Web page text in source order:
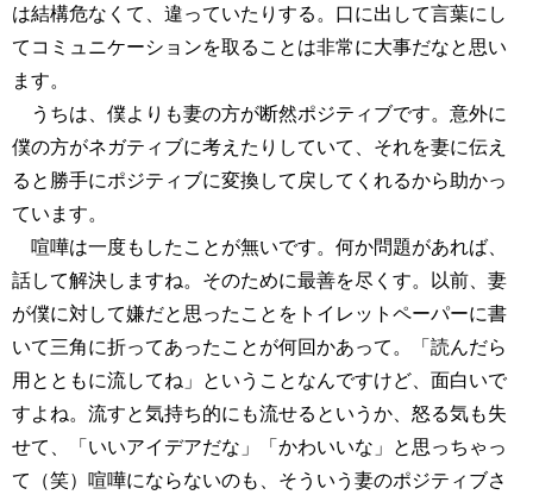
は結構危なくて、違っていたりする。口に出して言葉にし
てコミュニケーションを取ることは非常に大事だなと思い
ます。
うちは、僕よりも妻の方が断然ポジティブです。意外に
僕の方がネガティブに考えたりしていて、それを妻に伝え
ると勝手にポジティブに変換して戻してくれるから助かっ
ています。
喧嘩は一度もしたことが無いです。何か問題があれば、
話して解決しますね。そのために最善を尽くす。以前、妻
が僕に対して嫌だと思ったことをトイレットペーパーに書
いて三角に折ってあったことが何回かあって。「読んだら
用とともに流してね」ということなんですけど、面白いで
すよね。流すと気持ち的にも流せるというか、怒る気も失
せて、「いいアイデアだな」「かわいいな」と思っちゃっ
て（笑）喧嘩にならないのも、そういう妻のポジティブさ